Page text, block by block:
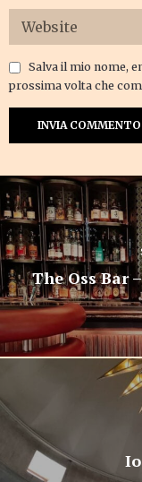
Salva il mio nome,
prossima volta che
The Oss Bar